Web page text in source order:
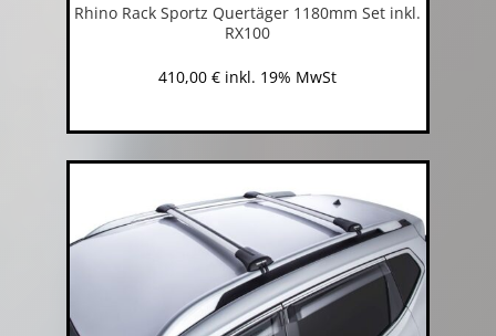
Rhino Rack Sportz Quertäger 1180mm Set inkl.
RX100
410,00€ inkl. 19% MwSt